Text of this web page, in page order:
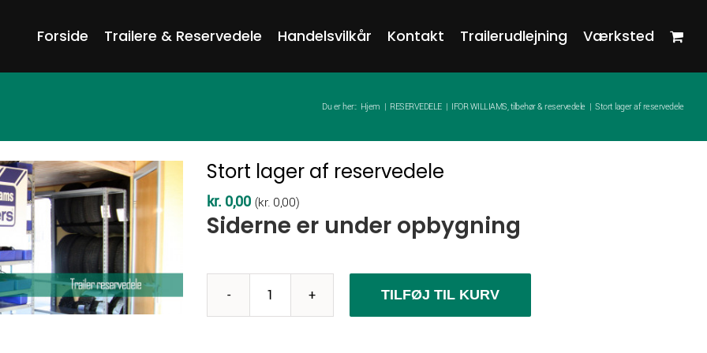
Forside Trailere & Reservedele Handelsvilkår Kontakt Trailerudlejning Værksted
Du er her:: Hjem RESERVEDELE IFOR WILLIAMS, tilbehør & reservedele Stort lager af reservedele
Stort lager af reservedele
kr. 0,00 (kr. 0,00)
Siderne er under opbygning
Stort
TILFØJ TIL KURV